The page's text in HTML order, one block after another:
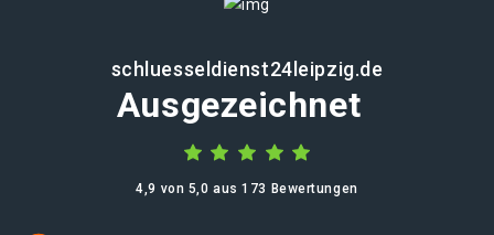
schluesseldienst24leipzig.de
Ausgezeichnet
4,9 von 5,0 aus 173 Bewertungen